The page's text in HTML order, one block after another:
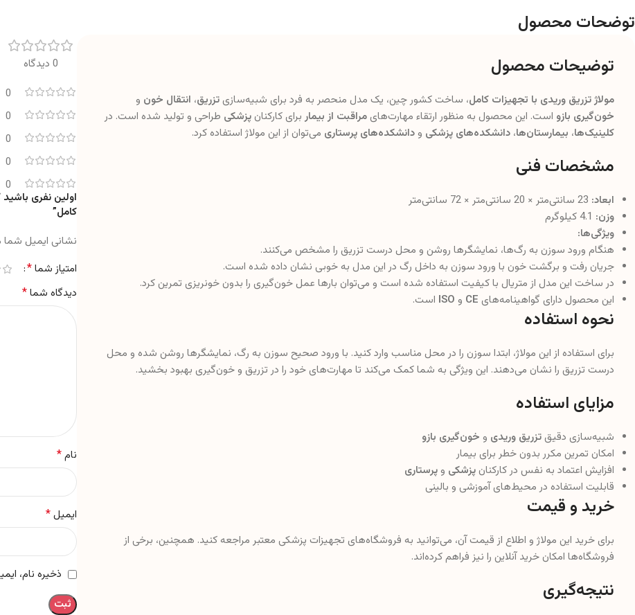
توضحات محصول
توضیحات محصول
مولاژ تزریق وریدی با تجهیزات کامل، ساخت کشور چین، یک مدل منحصر به فرد برای شبیه‌سازیتزریق، انتقال خون و
خون‌گیری بازو است. این محصول به منظور ارتقاء مهارت‌هایمراقبت از بیماربرای کارکنانپزشکی طراحی و تولید شده است. در
کلینیک‌ها، بیمارستان‌ها، دانشکده‌های پزشکی و دانشکده‌های پرستاری می‌توان از این مولاژ استفاده کرد.
مشخصات فنی
ابعاد:
وزن:
ویژگی‌ها:
هنگام ورود سوزن به رگ‌ها، نمایشگرها روشن و محل درست تزریق را مشخص می‌کنند.
جریان رفت و برگشت خون با ورود سوزن به داخل رگ در این مدل به خوبی نشان داده شده است.
در ساخت این مدل از متریال با کیفیت استفاده شده است و می‌توان بارها عمل خون‌گیری را بدون خونریزی تمرین کرد.
این محصول دارای گواهینامه‌های CE و ISO است.
نحوه استفاده
برای استفاده از این مولاژ، ابتدا سوزن را در محل مناسب وارد کنید. با ورود صحیح سوزن به رگ، نمایشگرها روشن شده و محل
درست تزریق را نشان می‌دهند. این ویژگی به شما کمک می‌کند تا مهارت‌های خود را در تزریق و خون‌گیری بهبود بخشید.
مزایای استفاده
شبیه‌سازی دقیقتزریق وریدی و خون‌گیری بازو
امکان تمرین مکرر بدون خطر برای بیمار
افزایش اعتماد به نفس در کارکنانپزشکی و پرستاری
قابلیت استفاده در محیط‌های آموزشی و بالینی
خرید و قیمت
برای خرید این مولاژ و اطلاع از قیمت آن، می‌توانید به فروشگاه‌های تجهیزات پزشکی معتبر مراجعه کنید. همچنین، برخی از
فروشگاه‌ها امکان خرید آنلاین را نیز فراهم کرده‌اند.
نتیجه‌گیری
0 دیدگاه
0
0
0
0
0
اولین نفری
کامل”
نشانی ایمیل
امتیاز شما*
دیدگاه شما*
نام*
ایمیل*
ذخیره نام،